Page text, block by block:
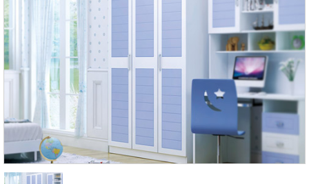
Em
Giường
tầng,
bàn
học, tủ
sách
Nội
Thất
Phòng
tủ
Bàn